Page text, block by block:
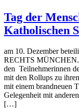
Tag der
Katholischen
am 10. Dezember
RECHTS MÜNCHEN.
den Teilnehmerinnen
mit den Rollups zu
mit einem brandneuen
Gelegenheit mit
[…]